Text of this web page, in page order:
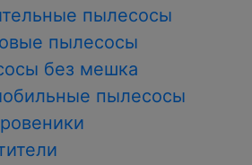
пылесосы
пылесосы
без мешка
пылесосы